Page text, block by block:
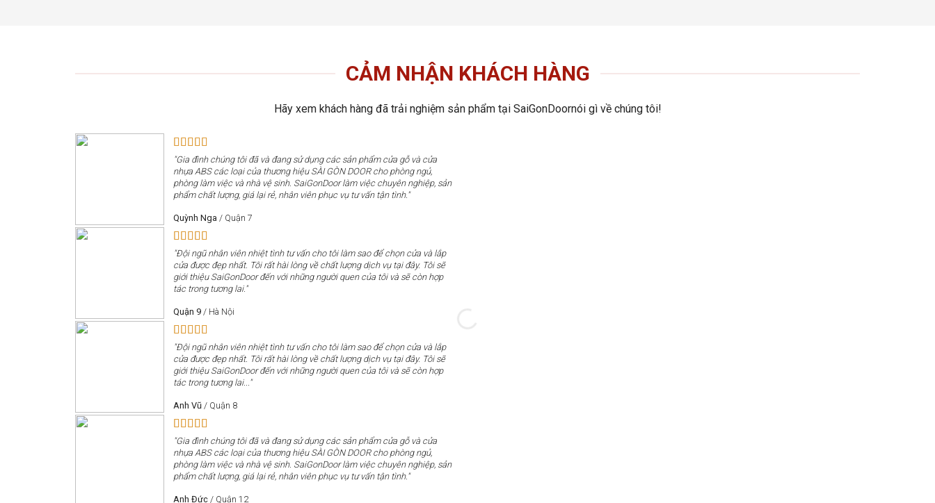
CẢM NHẬN KHÁCH HÀNG
Hãy xem khách hàng đã trải nghiệm sản phẩm tại SaiGonDoornói gì về chúng tôi!
"Gia đình chúng tôi đã và đang sử dụng các sản phẩm cửa gỗ và cửa
nhựa ABS các loại của thương hiệu SÀI GÒN DOOR cho phòng ngủ,
phòng làm việc và nhà vệ sinh. SaiGonDoor làm việc chuyên nghiệp, sản
phẩm chất lượng, giá lại rẻ, nhân viên phục vụ tư vấn tận tình."
Quỳnh Nga / Quận 7
"Đội ngũ nhân viên nhiệt tình tư vấn cho tôi làm sao để chọn cửa và lắp
cửa được đẹp nhất. Tôi rất hài lòng về chất lượng dịch vụ tại đây. Tôi sẽ
giới thiệu SaiGonDoor đến với những người quen của tôi và sẽ còn hợp
tác trong tương lai."
Quận 9 / Hà Nội
"Đội ngũ nhân viên nhiệt tình tư vấn cho tôi làm sao để chọn cửa và lắp
cửa được đẹp nhất. Tôi rất hài lòng về chất lượng dịch vụ tại đây. Tôi sẽ
giới thiệu SaiGonDoor đến với những người quen của tôi và sẽ còn hợp
tác trong tương lai..."
Anh Vũ / Quận 8
"Gia đình chúng tôi đã và đang sử dụng các sản phẩm cửa gỗ và cửa
nhựa ABS các loại của thương hiệu SÀI GÒN DOOR cho phòng ngủ,
phòng làm việc và nhà vệ sinh. SaiGonDoor làm việc chuyên nghiệp, sản
phẩm chất lượng, giá lại rẻ, nhân viên phục vụ tư vấn tận tình."
Anh Đức / Quận 12